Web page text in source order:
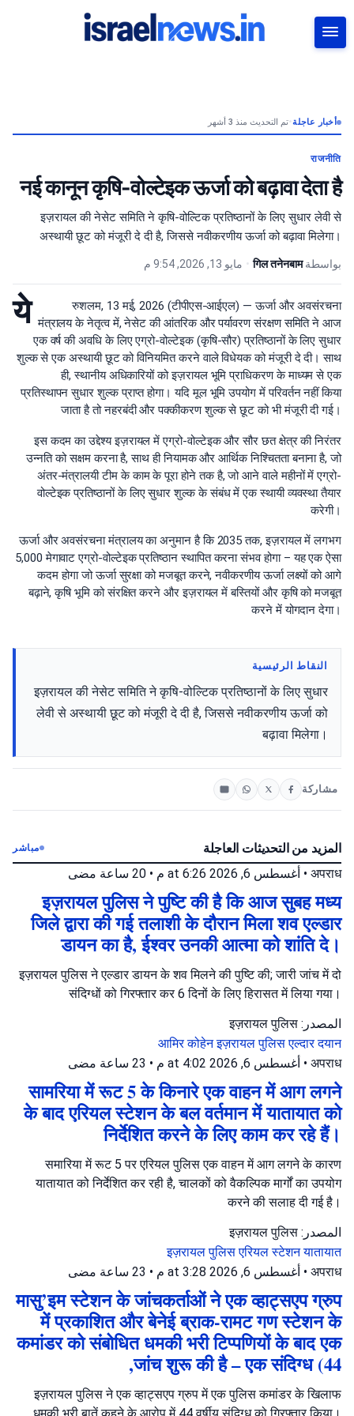
أخبار عاجلة•تم التحديث منذ 3 أشهر
राजनीति
नई कानून कृषि-वोल्टेइक ऊर्जा को बढ़ावा देता है
इज़रायल की नेसेट समिति ने कृषि-वोल्टिक प्रतिष्ठानों के लिए सुधार लेवी से
अस्थायी छूट को मंजूरी दे दी है, जिससे नवीकरणीय ऊर्जा को बढ़ावा मिलेगा।
بواسطةगिल तनेनबाम
• مايو 13, 2026, 9:54 م
ये
रुशलम, 13 मई, 2026 (टीपीएस-आईएल) — ऊर्जा और अवसंरचना
मंत्रालय के नेतृत्व में, नेसेट की आंतरिक और पर्यावरण संरक्षण समिति ने आज
एक वर्ष की अवधि के लिए एग्रो-वोल्टेइक (कृषि-सौर) प्रतिष्ठानों के लिए सुधार
शुल्क से एक अस्थायी छूट को विनियमित करने वाले विधेयक को मंजूरी दे दी। साथ
ही, स्थानीय अधिकारियों को इज़रायल भूमि प्राधिकरण के माध्यम से एक
प्रतिस्थापन सुधार शुल्क प्राप्त होगा। यदि मूल भूमि उपयोग में परिवर्तन नहीं किया
जाता है तो नहरबंदी और पक्कीकरण शुल्क से छूट को भी मंजूरी दी गई।
इस कदम का उद्देश्य इज़रायल में एग्रो-वोल्टेइक और सौर छत क्षेत्र की निरंतर
उन्नति को सक्षम करना है, साथ ही नियामक और आर्थिक निश्चितता बनाना है, जो
अंतर-मंत्रालयी टीम के काम के पूरा होने तक है, जो आने वाले महीनों में एग्रो-
वोल्टेइक प्रतिष्ठानों के लिए सुधार शुल्क के संबंध में एक स्थायी व्यवस्था तैयार
करेगी।
ऊर्जा और अवसंरचना मंत्रालय का अनुमान है कि 2035 तक, इज़रायल में लगभग
5,000 मेगावाट एग्रो-वोल्टेइक प्रतिष्ठान स्थापित करना संभव होगा – यह एक ऐसा
कदम होगा जो ऊर्जा सुरक्षा को मजबूत करने, नवीकरणीय ऊर्जा लक्ष्यों को आगे
बढ़ाने, कृषि भूमि को संरक्षित करने और इज़रायल में बस्तियों और कृषि को मजबूत
करने में योगदान देगा।
النقاط الرئيسية
इज़रायल की नेसेट समिति ने कृषि-वोल्टिक प्रतिष्ठानों के लिए सुधार
लेवी से अस्थायी छूट को मंजूरी दे दी है, जिससे नवीकरणीय ऊर्जा को
बढ़ावा मिलेगा।
مشاركة
المزيد من التحديثات العاجلة مباشر
अपराध
• أغسطس 6, 2026 at 6:26 م • 20 ساعة مضى
इज़रायल पुलिस ने पुष्टि की है कि आज सुबह मध्य
जिले द्वारा की गई तलाशी के दौरान मिला शव एल्डार
डायन का है, ईश्वर उनकी आत्मा को शांति दे।
इज़रायल पुलिस ने एल्डार डायन के शव मिलने की पुष्टि की; जारी जांच में दो
संदिग्धों को गिरफ्तार कर 6 दिनों के लिए हिरासत में लिया गया।
المصدر: इज़रायल पुलिस
आमिर कोहेनइज़रायल पुलिसएल्दार दयान
अपराध
• أغسطس 6, 2026 at 4:02 م • 23 ساعة مضى
सामरिया में रूट 5 के किनारे एक वाहन में आग लगने
के बाद एरियल स्टेशन के बल वर्तमान में यातायात को
निर्देशित करने के लिए काम कर रहे हैं।
समारिया में रूट 5 पर एरियल पुलिस एक वाहन में आग लगने के कारण
यातायात को निर्देशित कर रही है, चालकों को वैकल्पिक मार्गों का उपयोग
करने की सलाह दी गई है।
المصدر: इज़रायल पुलिस
इज़रायल पुलिसएरियल स्टेशनयातायात
अपराध
• أغسطس 6, 2026 at 3:28 م • 23 ساعة مضى
मासु’इम स्टेशन के जांचकर्ताओं ने एक व्हाट्सएप ग्रुप
में प्रकाशित और बेनेई ब्राक-रामट गण स्टेशन के
कमांडर को संबोधित धमकी भरी टिप्पणियों के बाद एक
जांच शुरू की है – एक संदिग्ध (44,
इज़रायल पुलिस ने एक व्हाट्सएप ग्रुप में एक पुलिस कमांडर के खिलाफ
धमकी भरी बातें कहने के आरोप में 44 वर्षीय संदिग्ध को गिरफ्तार किया।